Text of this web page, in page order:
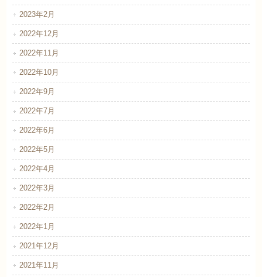
2023年2月
2022年12月
2022年11月
2022年10月
2022年9月
2022年7月
2022年6月
2022年5月
2022年4月
2022年3月
2022年2月
2022年1月
2021年12月
2021年11月